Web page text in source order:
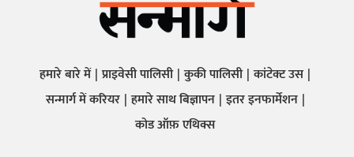
हमारे बारे में प्राइवेसी पालिसी कुकी पालिसी कांटेक्ट उस
सन्मार्ग में करियर हमारे साथ बिज्ञापन इतर इनफार्मेशन
कोड ऑफ़ एथिक्स